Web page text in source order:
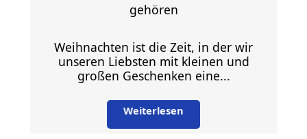
gehören
Weihnachten ist die Zeit, in der wir
unseren Liebsten mit kleinen und
großen Geschenken eine...
Weiterlesen